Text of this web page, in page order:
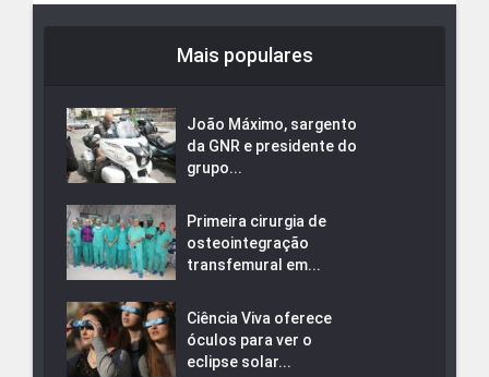
Mais populares
João Máximo, sargento
da GNR e presidente do
grupo...
Primeira cirurgia de
osteointegração
transfemural em...
Ciência Viva oferece
óculos para ver o
eclipse solar...